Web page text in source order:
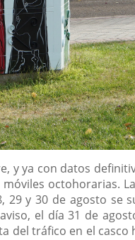
y ya con datos
octohorarias.
y 30 de agosto se
el día 31 de
del tráfico en el